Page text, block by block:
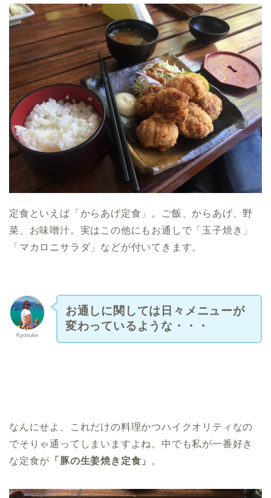
定食といえば「からあげ定食」。ご飯、からあげ、野
菜、お味噌汁。実はこの他にもお通しで「玉子焼き」
「マカロニサラダ」などが付いてきます。
Kyosuke
お通しに関しては日々メニューが
変わっているような・・・
なんにせよ、これだけの料理かつハイクオリティなの
でそりゃ通ってしまいますよね。中でも私が一番好き
な定食が 「豚の生姜焼き定食」 。